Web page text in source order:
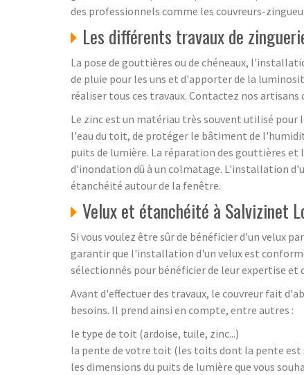
des professionnels comme les couvreurs-
Les différents travaux de
La pose de gouttières ou de chéneaux,
de pluie pour les uns et d'apporter de la
réaliser tous ces travaux. Contactez nos
Le zinc est un matériau très souvent utilisé
l'eau du toit, de protéger le bâtiment de
puits de lumière. La réparation des gouttières
d'inondation dû à un colmatage. L'installation
étanchéité autour de la fenêtre.
Velux et étanchéité à Salvizinet
Si vous voulez être sûr de bénéficier d'un velux
garantir que l'installation d'un velux est
sélectionnés pour bénéficier de leur expertise et
Avant d'effectuer des travaux, le couvreur fait
besoins. Il prend ainsi en compte, entre autres :
le type de toit (ardoise, tuile, zinc...)
la pente de votre toit (les toits dont la pente est
les dimensions du puits de lumière que vous